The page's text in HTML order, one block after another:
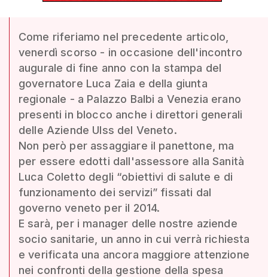
Come riferiamo nel precedente articolo,
venerdì scorso - in occasione dell'incontro
augurale di fine anno con la stampa del
governatore Luca Zaia e della giunta
regionale - a Palazzo Balbi a Venezia erano
presenti in blocco anche i direttori generali
delle Aziende Ulss del Veneto.
Non però per assaggiare il panettone, ma
per essere edotti dall'assessore alla Sanità
Luca Coletto degli “obiettivi di salute e di
funzionamento dei servizi” fissati dal
governo veneto per il 2014.
E sarà, per i manager delle nostre aziende
socio sanitarie, un anno in cui verrà richiesta
e verificata una ancora maggiore attenzione
nei confronti della gestione della spesa